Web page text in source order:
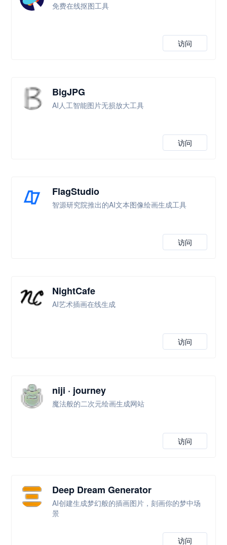
免费在线抠图工具
访问
BigJPG
AI人工智能图片无损放大工具
访问
FlagStudio
智源研究院推出的AI文本图像绘画生成工具
访问
NightCafe
AI艺术插画在线生成
访问
niji · journey
魔法般的二次元绘画生成网站
访问
Deep Dream Generator
AI创建生成梦幻般的插画图片，刻画你的梦中场
景
访问